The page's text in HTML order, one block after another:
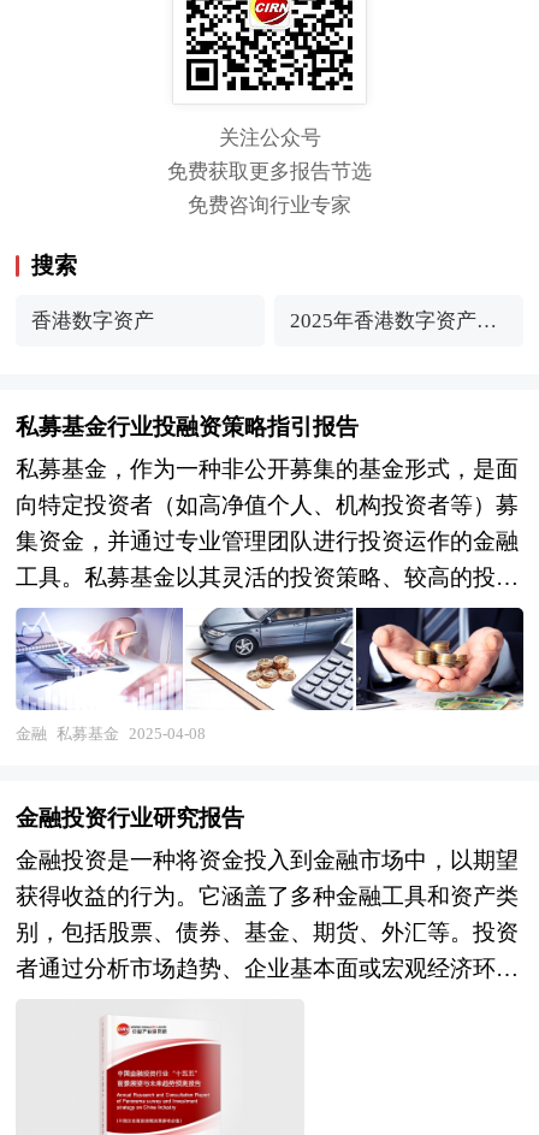
关注公众号
免费获取更多报告节选
免费咨询行业专家
搜索
香港数字资产 2025年香港数字资产行
发展前景趋势分析
私募基金行业投融资策略指引报告
私募基金，作为一种非公开募集的基金形式，是面
向特定投资者（如高净值个人、机构投资者等）募
集资金，并通过专业管理团队进行投资运作的金融
工具。私募基金以其灵活的投资策略、较高的投资
门槛和专业的风险管理能力，在资本市场中发挥着
重要作用。其投资范围广泛，涵盖股票、债券、股
权、期货等多种资产类别，以满足不同投资者的需
求。 风险投资是在创业企业发展初期投入风险资
资，取得高额风险收益。全球风险资本市场已进入
新一轮快速发展的周期。除了成熟投资热点地区
外，包括中国和印度、英国等新兴热点地区的风险
投资市场发展快速升温。中国的风险投资起步于20
世纪80年代，在市场经济的大潮中，中国的风险投
资事业已经有了较大的发展。随着中国经济持续稳
定地高速增长和资本市场的逐步完善，中国的资本
市场在最近几年呈现出强劲的增长态势，投资于中
国市场的高回报率使中国成为全球资本关注的战略
金融 私募基金 2025-04-08
金融投资行业研究报告
金融投资是一种将资金投入到金融市场中，以期望
获得收益的行为。它涵盖了多种金融工具和资产类
别，包括股票、债券、基金、期货、外汇等。投资
者通过分析市场趋势、企业基本面或宏观经济环
境，选择合适的投资标的，并根据自身的风险承受
能力和投资目标进行资产配置。金融投资不仅能够
为个人和机构提供财富增值的机会，还能促进资源
的有效配置，支持实体经济的发展。然而，金融投